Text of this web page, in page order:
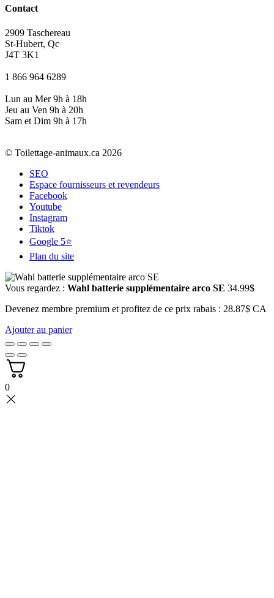
Contact
2909 Taschereau
St-Hubert, Qc
J4T 3K1
1 866 964 6289
Lun au Mer 9h à 18h
Jeu au Ven 9h à 20h
Sam et Dim 9h à 17h
© Toilettage-animaux.ca 2026
SEO
Espace fournisseurs et revendeurs
Facebook
Youtube
Instagram
Tiktok
Google 5⭐
Plan du site
Vous regardez : Wahl batterie supplémentaire arco SE 34.99$
Devenez membre premium et profitez de ce prix rabais : 28.87$ CA
Ajouter au panier
0